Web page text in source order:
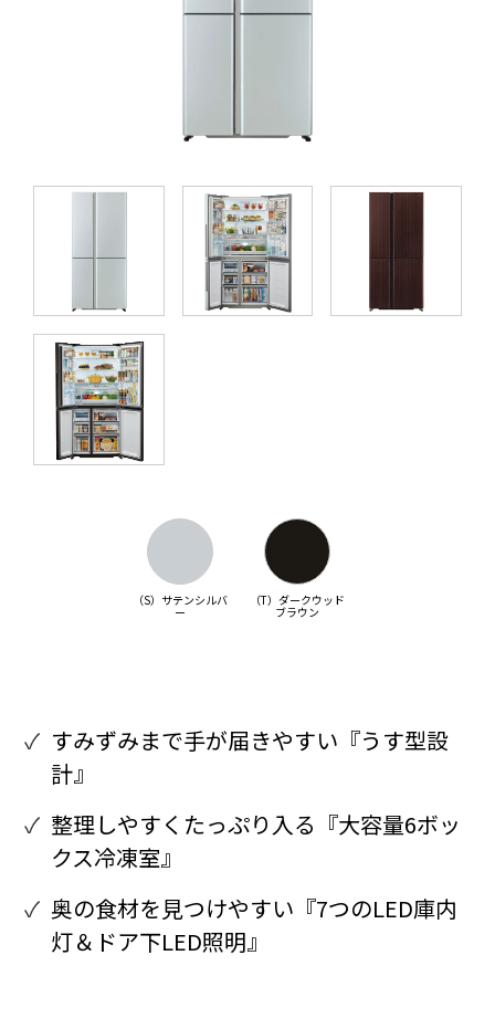
（S）サテンシルバ
ー
（T）ダークウッド
ブラウン
すみずみまで手が届きやすい『うす型設
計』
整理しやすくたっぷり入る『大容量6ボッ
クス冷凍室』
奥の食材を見つけやすい『7つのLED庫内
灯＆ドア下LED照明』